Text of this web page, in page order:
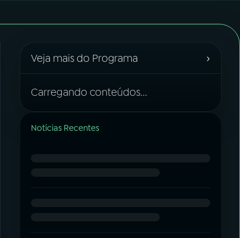
Veja mais do Programa ›
Carregando conteúdos...
Notícias Recentes